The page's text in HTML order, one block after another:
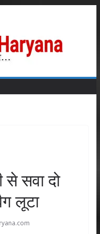
से सवा दो
लूटा